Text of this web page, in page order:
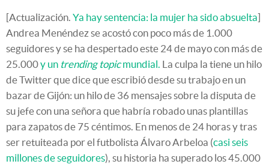
[Actualización. Ya hay sentencia: la mujer ha sido absuelta]
Andrea Menéndez se acostó con poco más de 1.000
seguidores y se ha despertado este 24 de mayo con más de
25.000y un trending topicmundial. La culpa la tiene un hilo
de Twitter que dice que escribió desde su trabajo en un
bazar de Gijón: un hilo de 36 mensajes sobre la disputa de
su jefe con una señora que habría robado unas plantillas
para zapatos de 75 céntimos. En menos de 24 horas y tras
ser retuiteada por el futbolista Álvaro Arbeloa (casi seis
millones de seguidores), su historia ha superado los 45.000